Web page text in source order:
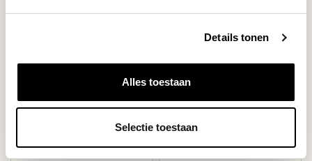
Details tonen
Alles toestaan
Selectie toestaan
COLOMBIA - LAS FLORES,
COLOMBIA - AROMA NATIVO,